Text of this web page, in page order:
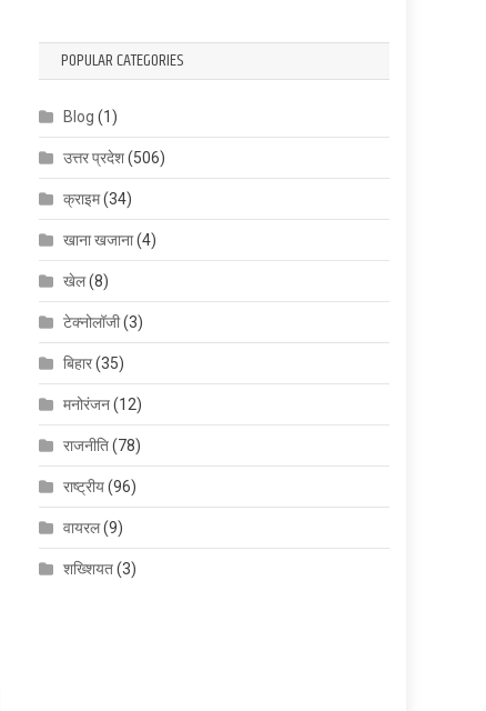
POPULAR CATEGORIES
Blog (1)
उत्तर प्रदेश(506)
क्राइम(34)
खाना खजाना(4)
खेल(8)
टेक्नोलॉजी(3)
बिहार(35)
मनोरंजन(12)
राजनीति(78)
राष्ट्रीय(96)
वायरल(9)
शख्शियत(3)